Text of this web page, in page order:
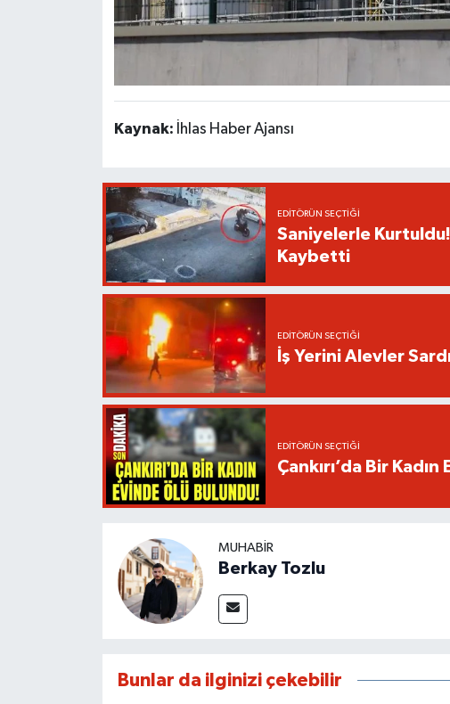
Kaynak: İhlas Haber Ajansı
EDITÖRÜN SEÇTIĞI
Saniyelerle
Kaybetti
EDITÖRÜN SEÇTIĞI
İş Yerini Alevler
EDITÖRÜN SEÇTIĞI
Çankırı’da Bir
MUHABIR
Berkay Tozlu
Bunlar da ilginizi çekebilir